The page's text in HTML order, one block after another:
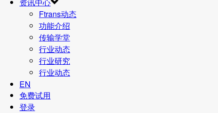
Ftrans动态
功能介绍
传输学堂
行业动态
行业研究
行业动态
EN
免费试用
登录